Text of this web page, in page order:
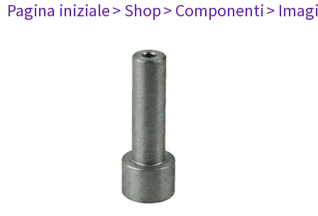
Pagina iniziale> Shop> Componenti>